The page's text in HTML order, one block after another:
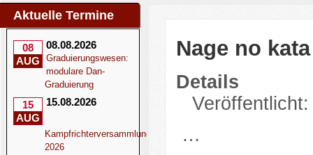
Aktuelle Termine
08
AUG
08.08.2026
Graduierungswesen:
modulare Dan-
Graduierung
15
AUG
15.08.2026
Kampfrichterversammlung
2026
Nage no
Details
…